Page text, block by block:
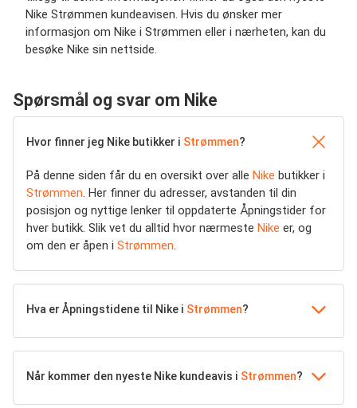
Nike Strømmen kundeavisen. Hvis du ønsker mer
informasjon om Nike i Strømmen eller i nærheten, kan du
besøke Nike sin nettside.
Spørsmål og svar om Nike
Hvor finner jeg Nike butikker i Strømmen?
På denne siden får du en oversikt over alle Nike butikker i
Strømmen. Her finner du adresser, avstanden til din
posisjon og nyttige lenker til oppdaterte Åpningstider for
hver butikk. Slik vet du alltid hvor nærmeste Nike er, og
om den er åpen i Strømmen.
Hva er Åpningstidene til Nike i Strømmen?
Når kommer den nyeste Nike kundeavis i Strømmen?